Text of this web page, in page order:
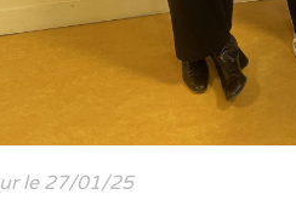
le 27/01/25